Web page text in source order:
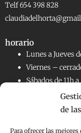
de
Para ofrecer las
Telf 654 398 828
horario
Lunes a Jueves
Viernes –
Sábados de 11h a